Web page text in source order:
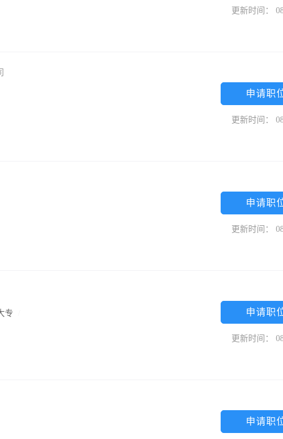
更新时间：
申请职
更新时间：
申请职
更新时间：
专 申请职
更新时间：
申请职